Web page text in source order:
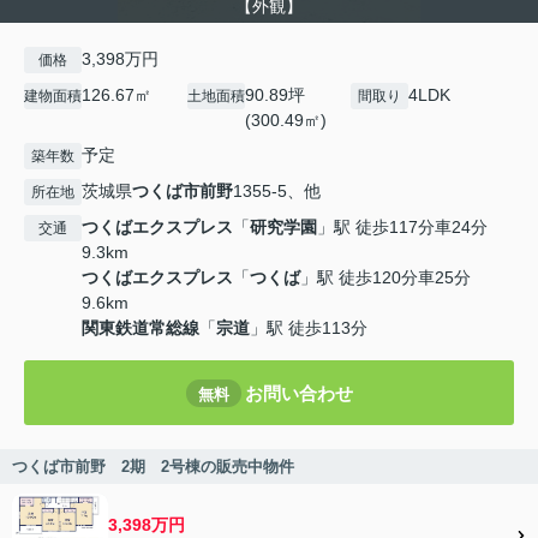
【外観】
価格 3,398万円
建物面積126.67㎡ 土地面積90.89坪
(300.49㎡)
間取り 4LDK
築年数 予定
所在地 茨城県つくば市前野1355-5、他
交通 つくばエクスプレス 「研究学園 」駅 徒歩117分車24分
9.3km
つくばエクスプレス 「つくば」駅 徒歩120分車25分
9.6km
関東鉄道常総線 「宗道 」駅 徒歩113分
無料 お問い合わせ
つくば市前野 2期 2号棟の販売中物件
3,398万円